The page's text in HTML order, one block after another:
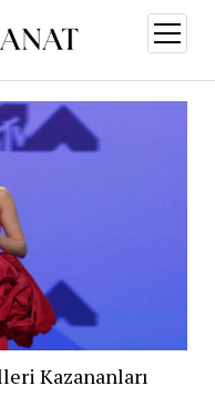
aç
Kazananları